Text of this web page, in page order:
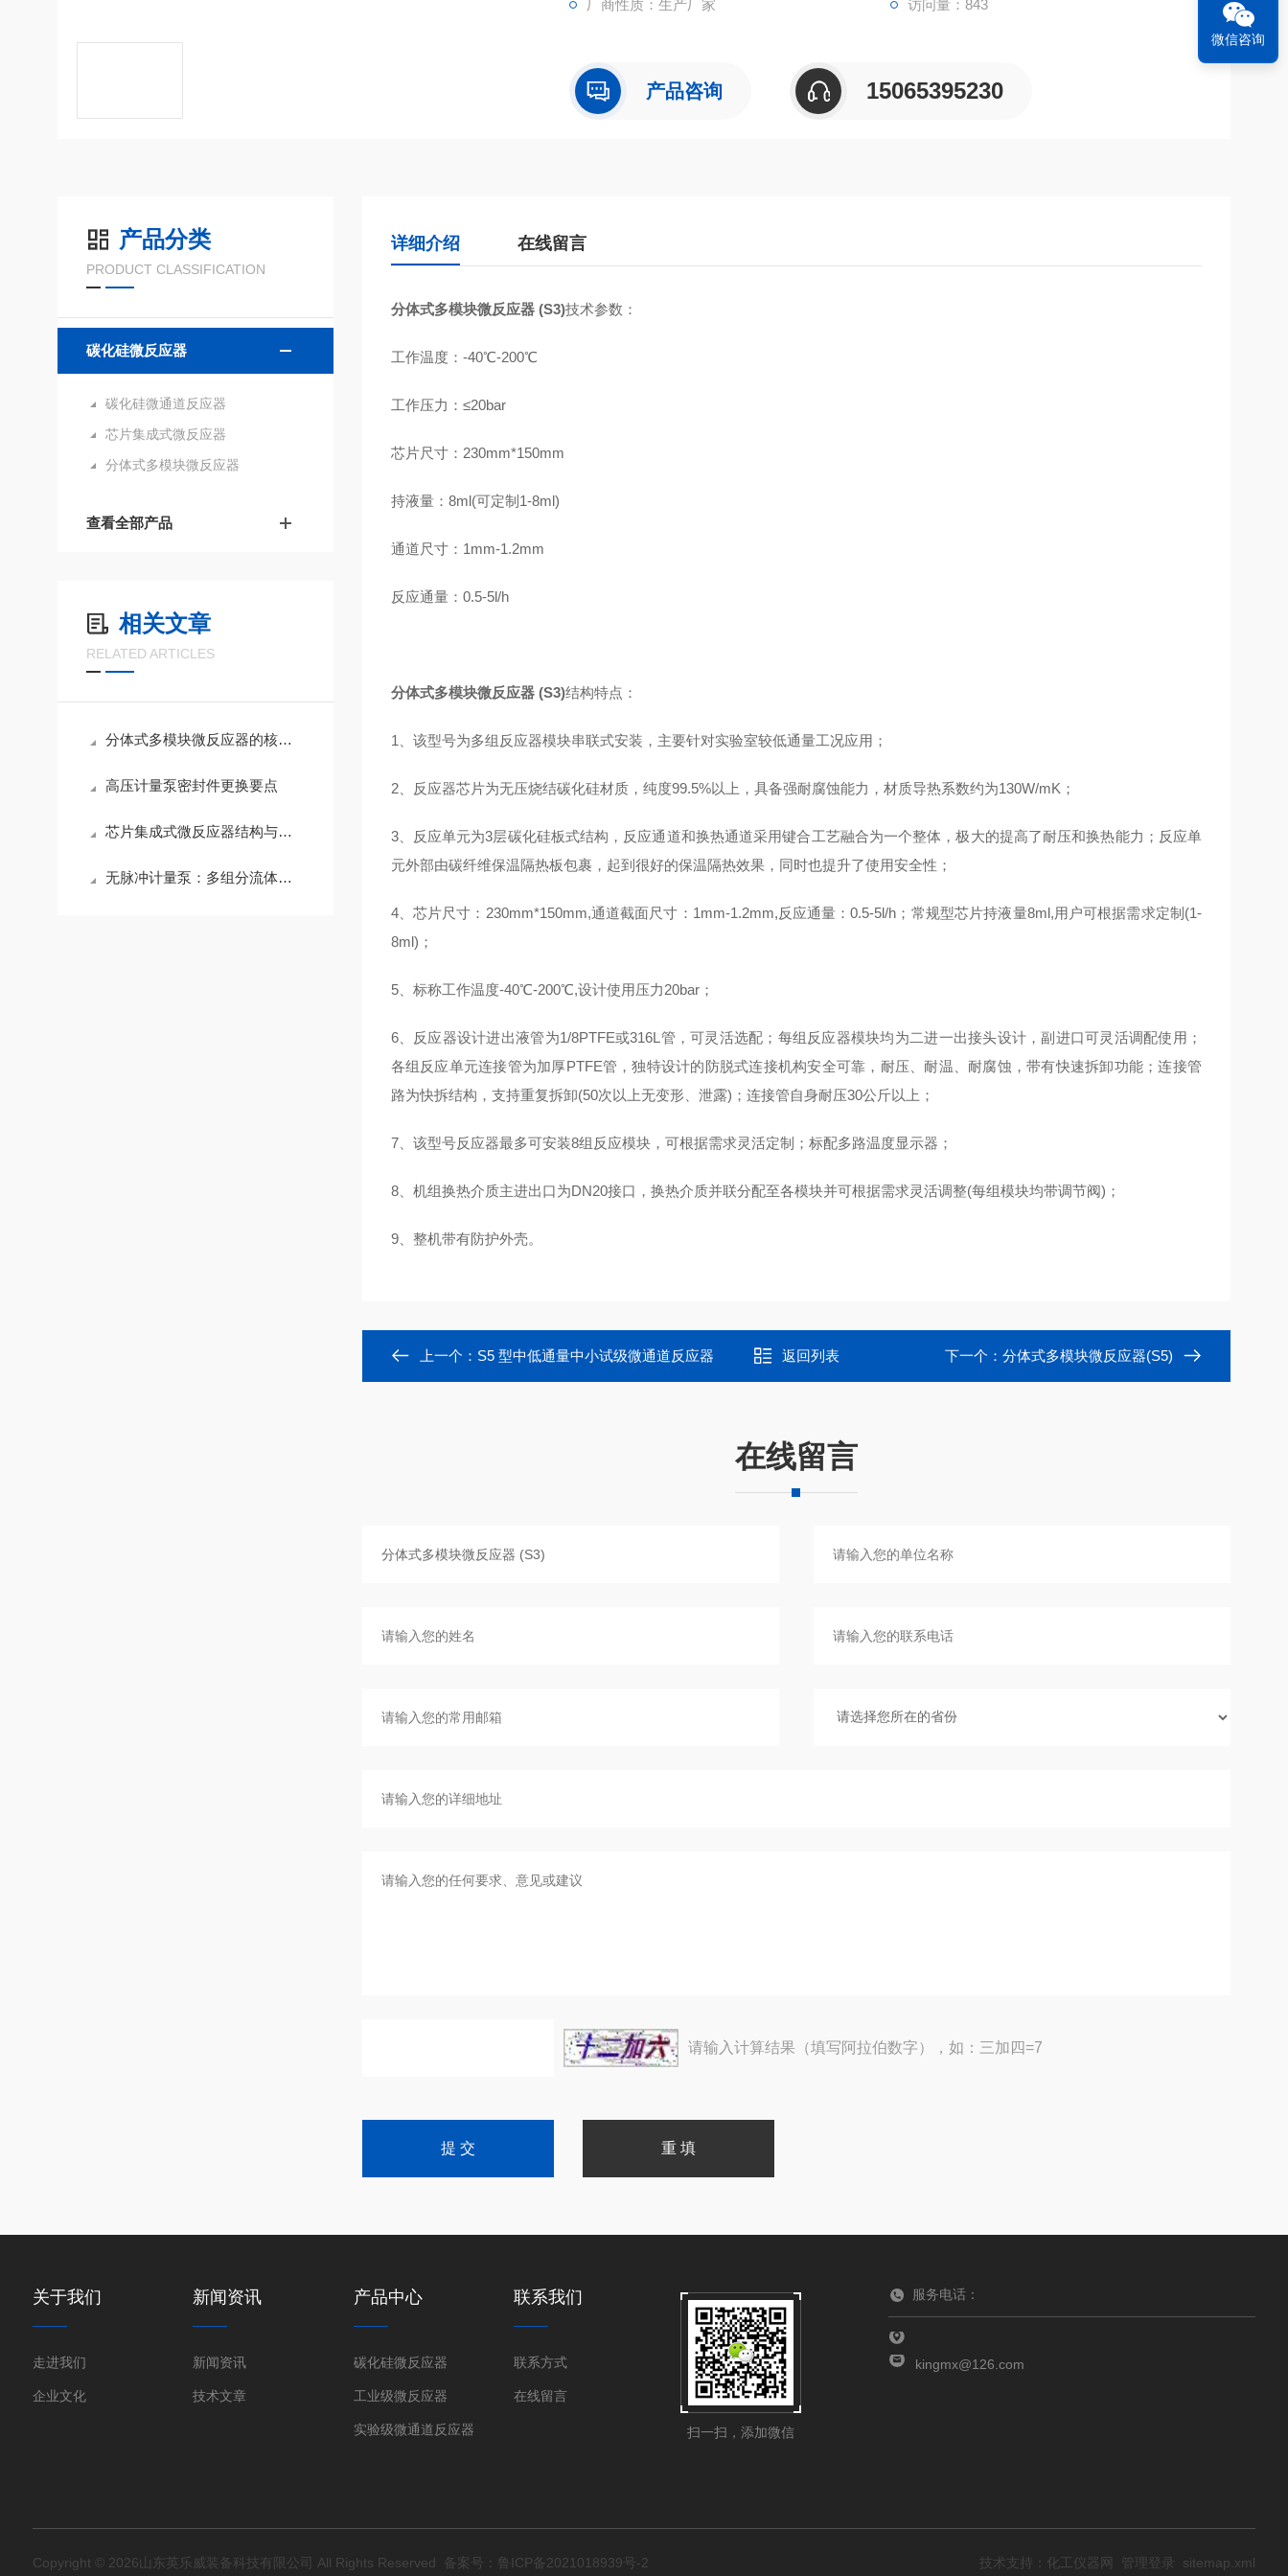
厂商性质：生产厂家 访问量：843
产品咨询 15065395230
产品分类
PRODUCT CLASSIFICATION
碳化硅微反应器
碳化硅微通道反应器
芯片集成式微反应器
分体式多模块微反应器
查看全部产品
相关文章
RELATED ARTICLES
分体式多模块微反应器的核心优势有哪些？
高压计量泵密封件更换要点
芯片集成式微反应器结构与反应原理
无脉冲计量泵：多组分流体同步平稳输送与比例精确控制专家
详细介绍 在线留言
分体式多模块微反应器 (S3)技术参数：
工作温度：-40℃-200℃
工作压力：≤20bar
芯片尺寸：230mm*150mm
持液量：8ml(可定制1-8ml)
通道尺寸：1mm-1.2mm
反应通量：0.5-5l/h
分体式多模块微反应器 (S3)结构特点：
1、该型号为多组反应器模块串联式安装，主要针对实验室较低通量工况应用；
2、反应器芯片为无压烧结碳化硅材质，纯度99.5%以上，具备强耐腐蚀能力，材质导热系数约为130W/mK；
3、反应单元为3层碳化硅板式结构，反应通道和换热通道采用键合工艺融合为一个整体，极大的提高了耐压和换热能力；反应单
元外部由碳纤维保温隔热板包裹，起到很好的保温隔热效果，同时也提升了使用安全性；
4、芯片尺寸：230mm*150mm,通道截面尺寸：1mm-1.2mm,反应通量：0.5-5l/h；常规型芯片持液量8ml,用户可根据需求定制(1-
8ml)；
5、标称工作温度-40℃-200℃,设计使用压力20bar；
6、反应器设计进出液管为1/8PTFE或316L管，可灵活选配；每组反应器模块均为二进一出接头设计，副进口可灵活调配使用；
各组反应单元连接管为加厚PTFE管，独特设计的防脱式连接机构安全可靠，耐压、耐温、耐腐蚀，带有快速拆卸功能；连接管
路为快拆结构，支持重复拆卸(50次以上无变形、泄露)；连接管自身耐压30公斤以上；
7、该型号反应器最多可安装8组反应模块，可根据需求灵活定制；标配多路温度显示器；
8、机组换热介质主进出口为DN20接口，换热介质并联分配至各模块并可根据需求灵活调整(每组模块均带调节阀)；
9、整机带有防护外壳。
上一个： S5 型中低通量中小试级微通道反应器 返回列表 下一个： 分体式多模块微反应器(S5)
在线留言
请输入计算结果（填写阿拉伯数字），如：三加四=7
关于我们
走进我们
企业文化
新闻资讯
新闻资讯
技术文章
产品中心
碳化硅微反应器
工业级微反应器
实验级微通道反应器
联系我们
联系方式
在线留言
扫一扫，添加微信
服务电话：
kingmx@126.com
Copyright © 2026山东英乐威装备科技有限公司 All Rights Reserved 备案号：鲁ICP备2021018939号-2 技术支持： 化工仪器网 管理登录 sitemap.xml
微信咨询